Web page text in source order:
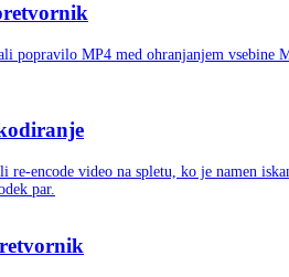
popravilo MP4 med ohranjanjem vsebine
re-encode video na spletu, ko je namen
par.